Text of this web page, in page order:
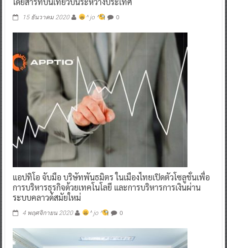
15 ธันวาคม 2020 ^ jo ^ 0
แอปทิโอ จับมือ บริษัทพันธมิตร ในเมืองไทยเปิดตัวโซลูชั่นเพื่อ
การบริหารธุรกิจด้วยเทคโนโลยี และการบริหารการเงินผ่าน
ระบบคลาวด์สมัยใหม่
4 พฤศจิกายน 2020 ^ jo ^ 0